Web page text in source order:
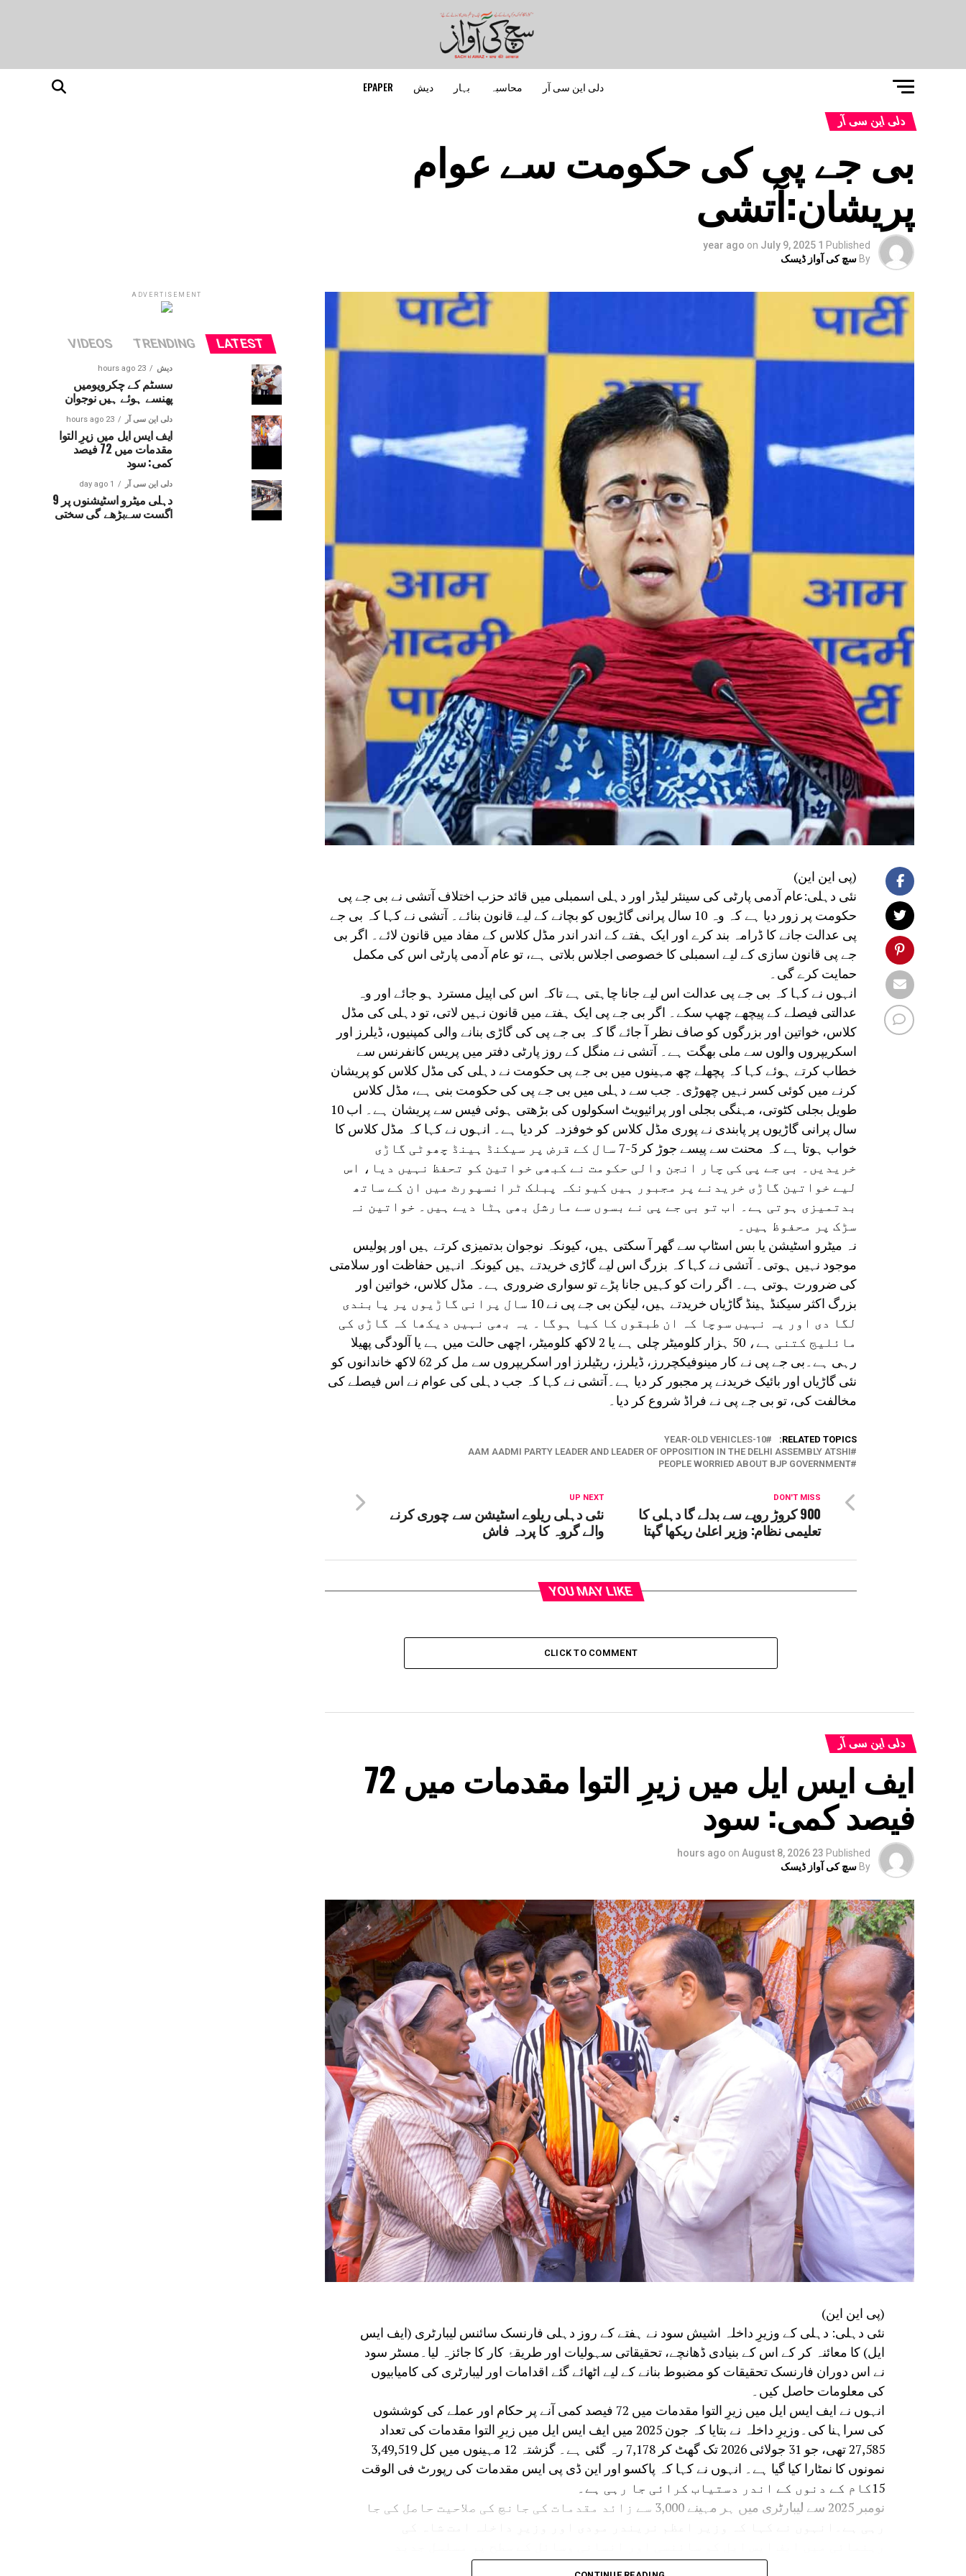
دلی این سی آر محاسبہ بہار دیش EPAPER
دلی این سی آر
بی جے پی کی حکومت سے عوام
پریشان:آتشی
Published
1 year ago
on July 9, 2025
By سچ کی آواز ڈیسک
(پی این این)
نئی دہلی:عام آدمی پارٹی کی سینئر لیڈر اور دہلی اسمبلی میں قائد حزب اختلاف آتشی نے بی جے پی
حکومت پر زور دیا ہے کہ وہ 10 سال پرانی گاڑیوں کو بچانے کے لیے قانون بنائے۔ آتشی نے کہا کہ بی جے
پی عدالت جانے کا ڈرامہ بند کرے اور ایک ہفتے کے اندر اندر مڈل کلاس کے مفاد میں قانون لائے۔ اگر بی
جے پی قانون سازی کے لیے اسمبلی کا خصوصی اجلاس بلاتی ہے، تو عام آدمی پارٹی اس کی مکمل
حمایت کرے گی۔
انہوں نے کہا کہ بی جے پی عدالت اس لیے جانا چاہتی ہے تاکہ اس کی اپیل مسترد ہو جائے اور وہ
عدالتی فیصلے کے پیچھے چھپ سکے۔ اگر بی جے پی ایک ہفتے میں قانون نہیں لاتی، تو دہلی کی مڈل
کلاس، خواتین اور بزرگوں کو صاف نظر آ جائے گا کہ بی جے پی کی گاڑی بنانے والی کمپنیوں، ڈیلرز اور
اسکریپروں والوں سے ملی بھگت ہے۔ آتشی نے منگل کے روز پارٹی دفتر میں پریس کانفرنس سے
خطاب کرتے ہوئے کہا کہ پچھلے چھ مہینوں میں بی جے پی حکومت نے دہلی کی مڈل کلاس کو پریشان
کرنے میں کوئی کسر نہیں چھوڑی۔ جب سے دہلی میں بی جے پی کی حکومت بنی ہے، مڈل کلاس
طویل بجلی کٹوتی، مہنگی بجلی اور پرائیویٹ اسکولوں کی بڑھتی ہوئی فیس سے پریشان ہے۔ اب 10
سال پرانی گاڑیوں پر پابندی نے پوری مڈل کلاس کو خوفزدہ کر دیا ہے۔ انہوں نے کہا کہ مڈل کلاس کا
خواب ہوتا ہے کہ محنت سے پیسے جوڑ کر 5-7 سال کے قرض پر سیکنڈ ہینڈ چھوٹی گاڑی
خریدیں۔ بی جے پی کی چار انجن والی حکومت نے کبھی خواتین کو تحفظ نہیں دیا، اس
لیے خواتین گاڑی خریدنے پر مجبور ہیں کیونکہ پبلک ٹرانسپورٹ میں ان کے ساتھ
بدتمیزی ہوتی ہے۔ اب تو بی جے پی نے بسوں سے مارشل بھی ہٹا دیے ہیں۔ خواتین نہ
سڑک پر محفوظ ہیں۔
نہ میٹرو اسٹیشن یا بس اسٹاپ سے گھر آ سکتی ہیں، کیونکہ نوجوان بدتمیزی کرتے ہیں اور پولیس
موجود نہیں ہوتی۔ آتشی نے کہا کہ بزرگ اس لیے گاڑی خریدتے ہیں کیونکہ انہیں حفاظت اور سلامتی
کی ضرورت ہوتی ہے۔ اگر رات کو کہیں جانا پڑے تو سواری ضروری ہے۔ مڈل کلاس، خواتین اور
بزرگ اکثر سیکنڈ ہینڈ گاڑیاں خریدتے ہیں، لیکن بی جے پی نے 10 سال پرانی گاڑیوں پر پابندی
لگا دی اور یہ نہیں سوچا کہ ان طبقوں کا کیا ہوگا۔ یہ بھی نہیں دیکھا کہ گاڑی کی
مائلیج کتنی ہے، 50 ہزار کلومیٹر چلی ہے یا 2 لاکھ کلومیٹر، اچھی حالت میں ہے یا آلودگی پھیلا
رہی ہے۔بی جے پی نے کار مینوفیکچررز، ڈیلرز، ریٹیلرز اور اسکریپروں سے مل کر 62 لاکھ خاندانوں کو
نئی گاڑیاں اور بائیک خریدنے پر مجبور کر دیا ہے۔آتشی نے کہا کہ جب دہلی کی عوام نے اس فیصلے کی
مخالفت کی، تو بی جے پی نے فراڈ شروع کر دیا۔
RELATED TOPICS:
10-YEAR-OLD VEHICLES
AAM AADMI PARTY LEADER AND LEADER OF OPPOSITION IN THE DELHI ASSEMBLY ATSHI
PEOPLE WORRIED ABOUT BJP GOVERNMENT
UP NEXT
نئی دہلی ریلوے اسٹیشن سے چوری کرنے
والے گروہ کا پردہ فاش
DON'T MISS
900 کروڑ روپے سے بدلے گا دہلی کا
تعلیمی نظام: وزیر اعلیٰ ریکھا گپتا
YOU MAY LIKE
CLICK TO COMMENT
دلی این سی آر
ایف ایس ایل میں زیرِ التوا مقدمات میں 72
فیصد کمی: سود
Published
23 hours ago
on August 8, 2026
By سچ کی آواز ڈیسک
(پی این این)
نئی دہلی: دہلی کے وزیرِ داخلہ اشیش سود نے ہفتے کے روز دہلی فارنسک سائنس لیبارٹری (ایف ایس
ایل) کا معائنہ کر کے اس کے بنیادی ڈھانچے، تحقیقاتی سہولیات اور طریقۂ کار کا جائزہ لیا۔مسٹر سود
نے اس دوران فارنسک تحقیقات کو مضبوط بنانے کے لیے اٹھائے گئے اقدامات اور لیبارٹری کی کامیابیوں
کی معلومات حاصل کیں۔
انہوں نے ایف ایس ایل میں زیرِ التوا مقدمات میں 72 فیصد کمی آنے پر حکام اور عملے کی کوششوں
کی سراہنا کی۔وزیرِ داخلہ نے بتایا کہ جون 2025 میں ایف ایس ایل میں زیرِ التوا مقدمات کی تعداد
27,585 تھی، جو 31 جولائی 2026 تک گھٹ کر 7,178 رہ گئی ہے۔ گزشتہ 12 مہینوں میں کل 3,49,519
نمونوں کا نمٹارا کیا گیا ہے۔ انہوں نے کہا کہ پاکسو اور این ڈی پی ایس مقدمات کی رپورٹ فی الوقت
15کام کے دنوں کے اندر دستیاب کرائی جا رہی ہے۔
نومبر 2025 سے لیبارٹری میں ہر مہینے 3,000 سے زائد مقدمات کی جانچ کی صلاحیت حاصل کی جا
ADVERTISEMENT
LATEST
TRENDING
VIDEOS
دیش 23 hours ago
سسٹم کے چکرویومیں
پھنسے ہوئے ہیں نوجوان
دلی این سی آر 23 hours ago
ایف ایس ایل میں زیرِ التوا
مقدمات میں 72 فیصد
کمی: سود
دلی این سی آر 1 day ago
دہلی میٹرو اسٹیشنوں پر 9
اگست سےبڑھے گی سختی